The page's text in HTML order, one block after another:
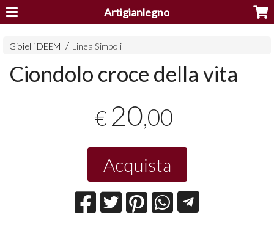
Artigianlegno
Gioielli DEEM Linea Simboli
Ciondolo croce della vita
€ 20,00
Acquista